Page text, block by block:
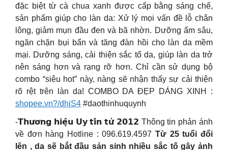
đặc biệt từ cà chua xanh được cấp bằng sáng chế,
sản phẩm giúp cho làn da: Xử lý mọi vấn đề lỗ chân
lông, giảm mụn đầu đen và bã nhờn. Dưỡng ẩm sâu,
ngăn chặn bụi bẩn và tăng đàn hồi cho làn da mềm
mại. Dưỡng sáng, cải thiện sắc tố da, giúp làn da trở
nên sáng hơn và rạng rỡ hơn. Chỉ cần sử dụng bộ
combo “siêu hot” này, nàng sẽ nhận thấy sự cải thiện
rõ rệt trên làn da! COMBO DA ĐẸP DÁNG XINH :
shopee.vn?/dhjS4 #daothinhuquynh
-𝗧𝗵𝘂̛𝗼̛𝗻𝗴 𝗵𝗶𝗲̣̂𝘂 𝗨𝘆 𝘁𝗶́𝗻 𝘁𝘂̛̀ 𝟮𝟬𝟭𝟮 Thông tin phản ánh
về đơn hàng Hotline : 096.619.4597 Từ 25 tuổi đổi
lên , da sẽ bắt đầu sản sinh nhiều sắc tố gây ảnh